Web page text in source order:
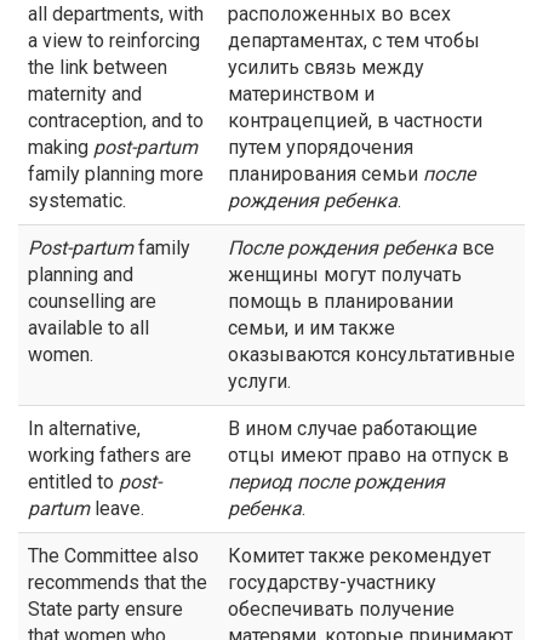
all departments, with
a view to reinforcing
the link between
maternity and
contraception, and to
making post-partum
family planning more
systematic.
расположенных во всех
департаментах, с тем чтобы
усилить связь между
материнством и
контрацепцией, в частности
путем упорядочения
планирования семьи после
рождения ребенка.
Post-partumfamily
planning and
counselling are
available to all
women.
После рождения ребенка все
женщины могут получать
помощь в планировании
семьи, и им также
оказываются консультативные
услуги.
In alternative,
working fathers are
entitled to post-
partumleave.
В ином случае работающие
отцы имеют право на отпуск в
период после рождения
ребенка.
The Committee also
recommends that the
State party ensure
Комитет также рекомендует
государству-участнику
обеспечивать получение